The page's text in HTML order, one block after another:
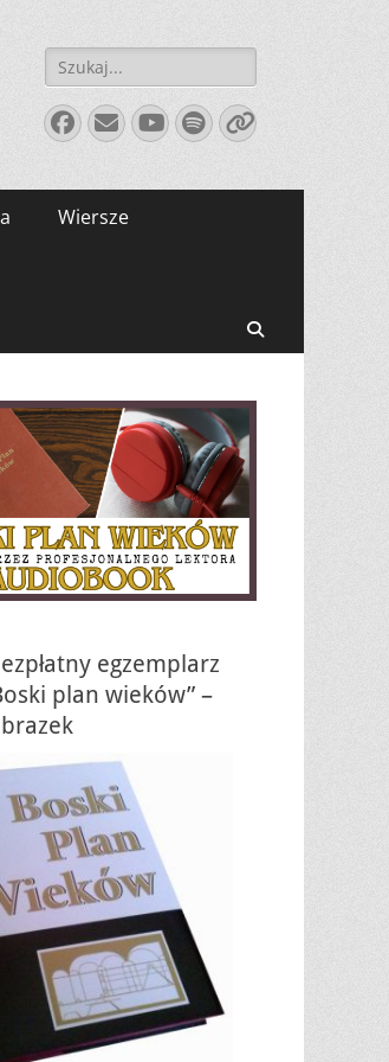
Szukaj:
Facebook
E-
mail
YouTube
Spotify
Link
Wiersze
egzemplarz
plan wieków” –